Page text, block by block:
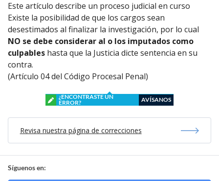
Este artículo describe un proceso judicial en curso
Existe la posibilidad de que los cargos sean
desestimados al finalizar la investigación, por lo cual
NO se debe considerar al o los imputados como
culpables hasta que la Justicia dicte sentencia en su
contra.
(Artículo 04 del Código Procesal Penal)
¿ENCONTRASTE UN
ERROR?
AVÍSANOS
Revisa nuestra página de correcciones
Síguenos en: